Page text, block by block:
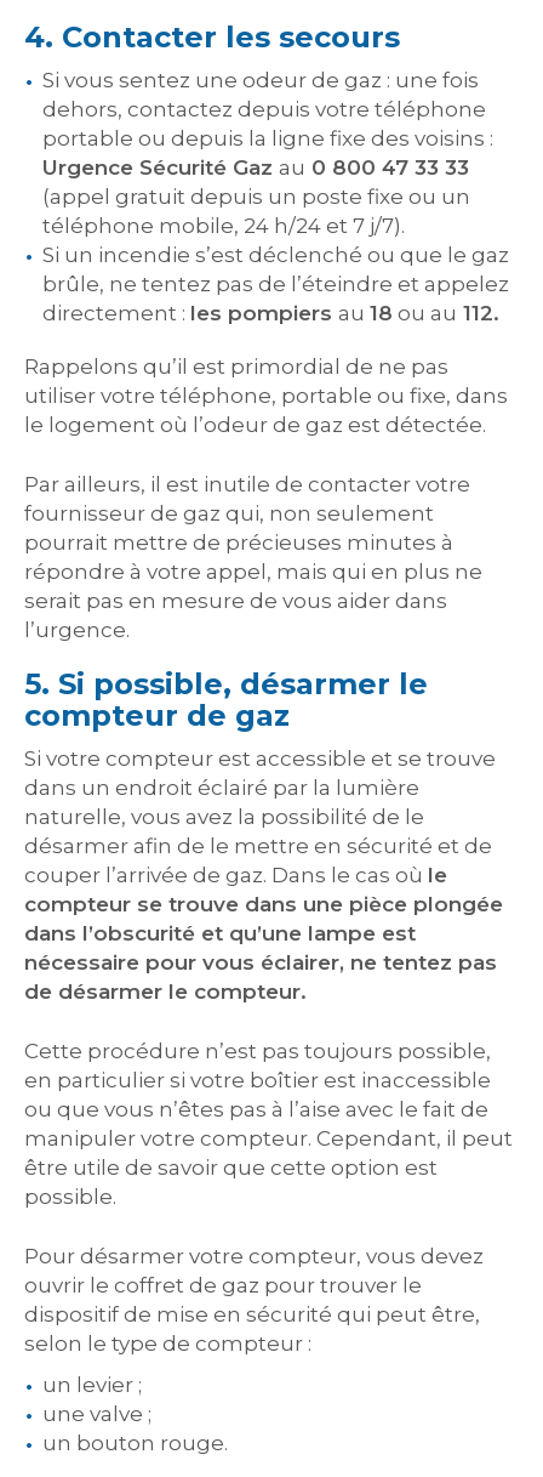
4. Contacter les secours
Si vous sentez une odeur de gaz : une fois
dehors, contactez depuis votre téléphone
portable ou depuis la ligne fixe des voisins :
Urgence Sécurité Gaz au 0 800 47 33 33
(appel gratuit depuis un poste fixe ou un
téléphone mobile, 24 h/24 et 7 j/7).
Si un incendie s’est déclenché ou que le gaz
brûle, ne tentez pas de l’éteindre et appelez
directement : les pompiers au 18 ou au 112.
Rappelons qu’il est primordial de ne pas
utiliser votre téléphone, portable ou fixe, dans
le logement où l’odeur de gaz est détectée.
Par ailleurs, il est inutile de contacter votre
fournisseur de gaz qui, non seulement
pourrait mettre de précieuses minutes à
répondre à votre appel, mais qui en plus ne
serait pas en mesure de vous aider dans
l’urgence.
5. Si possible, désarmer le
compteur de gaz
Si votre compteur est accessible et se trouve
dans un endroit éclairé par la lumière
naturelle, vous avez la possibilité de le
désarmer afin de le mettre en sécurité et de
couper l’arrivée de gaz. Dans le cas où le
compteur se trouve dans une pièce plongée
dans l’obscurité et qu’une lampe est
nécessaire pour vous éclairer, ne tentez pas
de désarmer le compteur.
Cette procédure n’est pas toujours possible,
en particulier si votre boîtier est inaccessible
ou que vous n’êtes pas à l’aise avec le fait de
manipuler votre compteur. Cependant, il peut
être utile de savoir que cette option est
possible.
Pour désarmer votre compteur, vous devez
ouvrir le coffret de gaz pour trouver le
dispositif de mise en sécurité qui peut être,
selon le type de compteur :
un levier ;
une valve ;
un bouton rouge.